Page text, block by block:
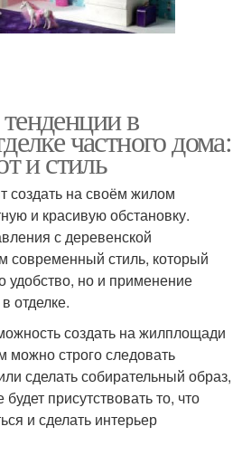
в
частного дома:
и стиль
создать на своём жилом
и красивую обстановку.
с деревенской
современный стиль, который
удобство, но и применение
отделке.
создать на жилплощади
можно строго следовать
сделать собирательный образ,
присутствовать то, что
и сделать интерьер